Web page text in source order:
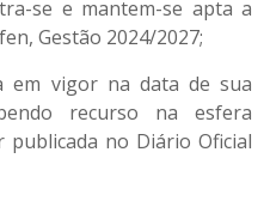
se e mantem-se apta a
Gestão 2024/2027;
em vigor na data de sua
recurso na esfera
publicada no Diário Oficial